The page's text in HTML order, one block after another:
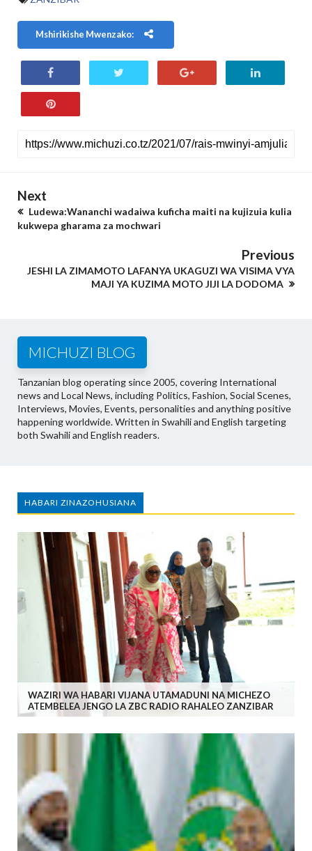
Mshirikishe Mwenzako:
Next
Ludewa:Wananchi wadaiwa kuficha maiti na kujizuia kulia
kukwepa gharama za mochwari
Previous
JESHI LA ZIMAMOTO LAFANYA UKAGUZI WA VISIMA VYA
MAJI YA KUZIMA MOTO JIJI LA DODOMA
MICHUZI BLOG
Tanzanian blog operating since 2005, covering International
news and Local News, including Politics, Fashion, Social Scenes,
Interviews, Movies, Events, personalities and anything positive
happening worldwide. Written in Swahili and English targeting
both Swahili and English readers.
HABARI ZINAZOHUSIANA
WAZIRI WA HABARI VIJANA UTAMADUNI NA MICHEZO
ATEMBELEA JENGO LA ZBC RADIO RAHALEO ZANZIBAR